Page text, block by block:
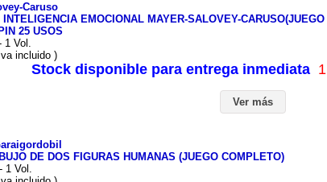
Caruso
EMOCIONAL MAYER-SALOVEY-CARUSO(JUEGO
25 USOS
1 Vol.
incluido )
Stock disponible para entrega inmediata 1
Ver más
DE DOS FIGURAS HUMANAS (JUEGO COMPLETO)
1 Vol.